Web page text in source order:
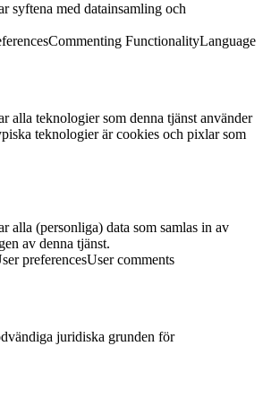
syftena med datainsamling och
Commenting FunctionalityLanguage
alla teknologier som denna tjänst använder
teknologier är cookies och pixlar som
alla (personliga) data som samlas in av
av denna tjänst.
preferencesUser comments
juridiska grunden för